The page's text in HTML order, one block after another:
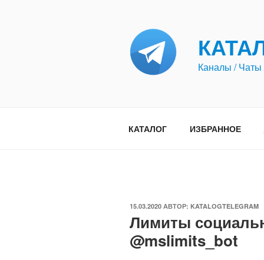
Каналы /
КАТАЛОГ ИЗБРАННОЕ
ОПУБЛИКОВАНО
15.03.2020 АВТОР: KATALOGTELEGRAM
Лимиты
@mslimits_bot